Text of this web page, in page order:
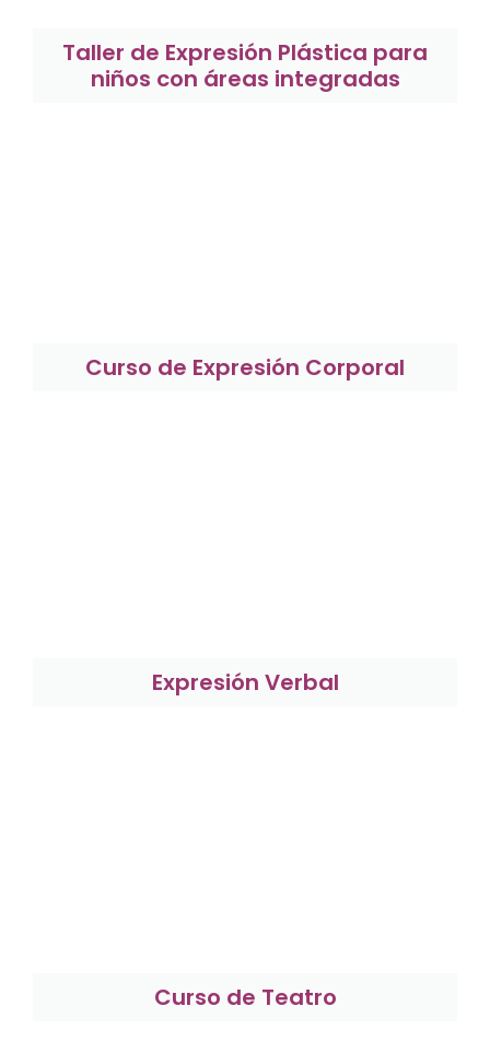
Taller de Expresión Plástica para
niños con áreas integradas
Curso de Expresión Corporal
Expresión Verbal
Curso de Teatro